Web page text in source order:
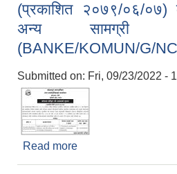
(प्रकाशित २०७९/०६/०७)
अन्य सामग्री
(BANKE/KOMUN/G/
Submitted on: Fri, 09/23/2022 -
Read more